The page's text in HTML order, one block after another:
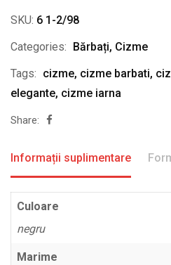
SKU: 6 1-2/98
Categories: Bărbați, Cizme
Tags: cizme, cizme barbati,
elegante, cizme iarna
Share:
Informații suplimentare
Culoare
negru
Marime